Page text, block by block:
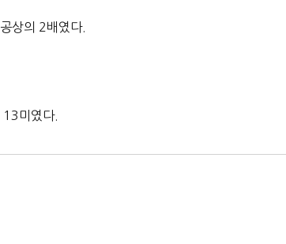
상의 2배였다.
13미였다.